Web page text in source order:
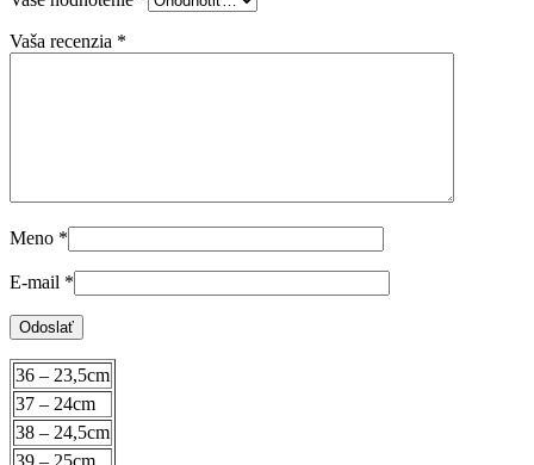
Vaša recenzia *
Meno *
E-mail *
36 – 23,5cm
37 – 24cm
38 – 24,5cm
39 – 25cm